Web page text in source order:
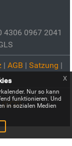
4306 0967 2041
| AGB | Satzung |
für Wichte
Nur so kann
funktionieren. Und
in sozialen Medien
x